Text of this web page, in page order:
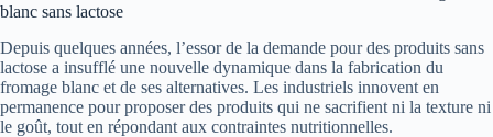
blanc sans lactose
Depuis quelques années, l’essor de la demande pour des produits sans
lactose a insufflé une nouvelle dynamique dans la fabrication du
fromage blanc et de ses alternatives. Les industriels innovent en
permanence pour proposer des produits qui ne sacrifient ni la texture ni
le goût, tout en répondant aux contraintes nutritionnelles.